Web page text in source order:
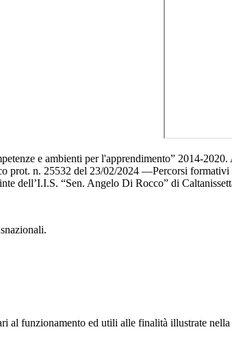
e ambienti per l'apprendimento” 2014-
n. 25532 del 23/02/2024 —Percorsi formativi
dell’I.I.S. “Sen. Angelo Di Rocco” di
al funzionamento ed utili alle finalità illustrate nella